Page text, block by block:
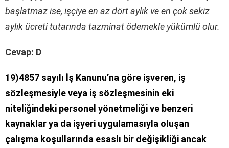
başlatmaz ise, işçiye en az dört aylık ve en çok sekiz
aylık ücreti tutarında tazminat ödemekle yükümlü olur.
Cevap: D
19)4857 sayılı İş Kanunu’na göre işveren, iş
sözleşmesiyle veya iş sözleşmesinin eki
niteliğindeki personel yönetmeliği ve benzeri
kaynaklar ya da işyeri uygulamasıyla oluşan
çalışma koşullarında esaslı bir değişikliği ancak